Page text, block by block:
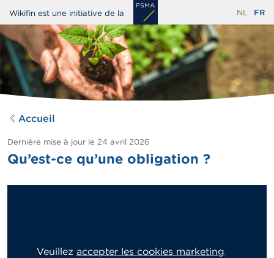
Aller
au
contenu
principal
Wikifin est une initiative de la NL FR
Accueil
Dernière mise à jour le 24 avril 2026
Qu’est-ce qu’une obligation ?
Veuillez accepter les cookies marketing